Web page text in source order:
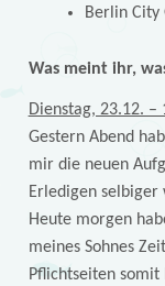
Berlin City
Was meint ihr,
Dienstag, 23.12. –
Gestern Abend
mir die neuen
Erledigen selbiger
Heute morgen
meines Sohnes
Pflichtseiten somit